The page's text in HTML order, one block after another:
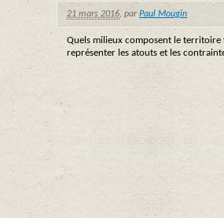
21 mars 2016, par Paul Mougin
Quels milieux composent le territoire
représenter les atouts et les